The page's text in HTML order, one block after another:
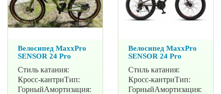
Велосипед MaxxPro
SENSOR 24 Pro
Стиль катания:
Кросс-кантриТип:
ГорныйАмортизация:
Велосипед MaxxPro
SENSOR 24 Pro
Стиль катания:
Кросс-кантриТип:
ГорныйАмортизация: